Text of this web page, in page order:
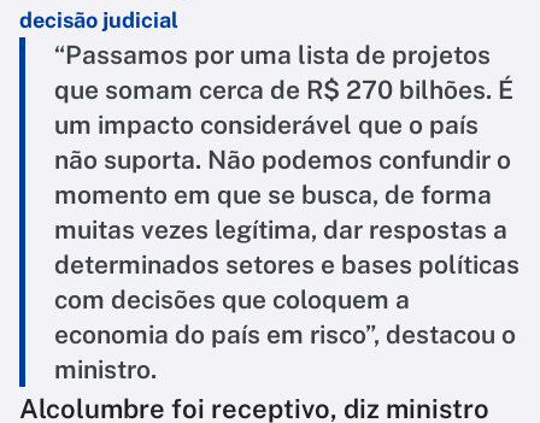
decisão judicial
“Passamos por uma lista de projetos
que somam cerca de R$ 270 bilhões. É
um impacto considerável que o país
não suporta. Não podemos confundir o
momento em que se busca, de forma
muitas vezes legítima, dar respostas a
determinados setores e bases políticas
com decisões que coloquem a
economia do país em risco”, destacou o
ministro.
Alcolumbre foi receptivo, diz ministro